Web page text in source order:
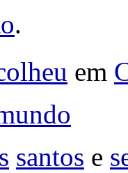
.
em
santos e